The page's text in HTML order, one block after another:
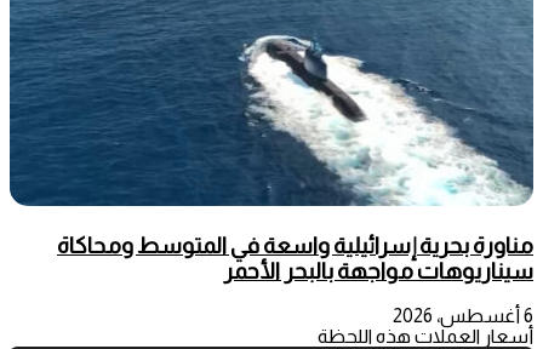
مناورة بحرية إسرائيلية واسعة في المتوسط ومحاكاة
سيناريوهات مواجهة بالبحر الأحمر
6 أغسطس، 2026
أسعار العملات هذه اللحظة